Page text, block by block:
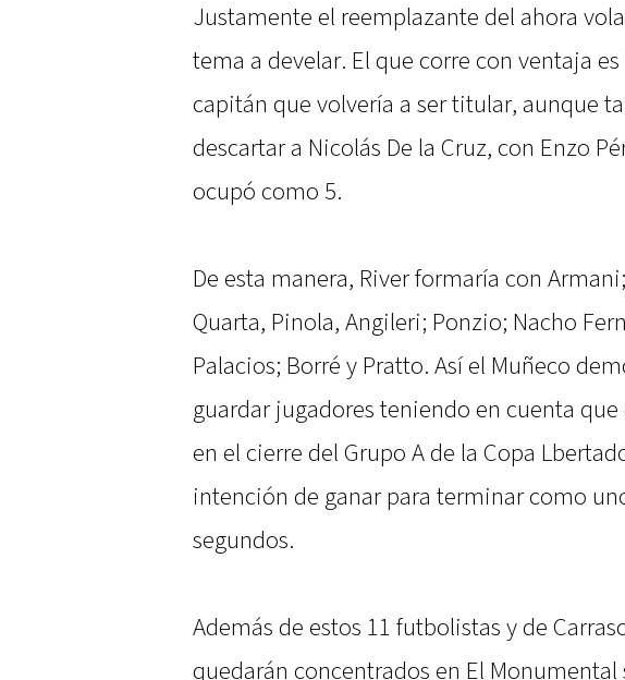
Justamente el reemplazante del ahora
tema a develar. El que corre con ventaja
capitán que volvería a ser titular, aunque
descartar a Nicolás De la Cruz, con Enzo
ocupó como 5.
De esta manera, River formaría con
Quarta, Pinola, Angileri; Ponzio; Nacho
Palacios; Borré y Pratto. Así el Muñeco
guardar jugadores teniendo en cuenta
en el cierre del Grupo A de la Copa
intención de ganar para terminar como
segundos.
Además de estos 11 futbolistas y de
quedarán concentrados en El Monumental